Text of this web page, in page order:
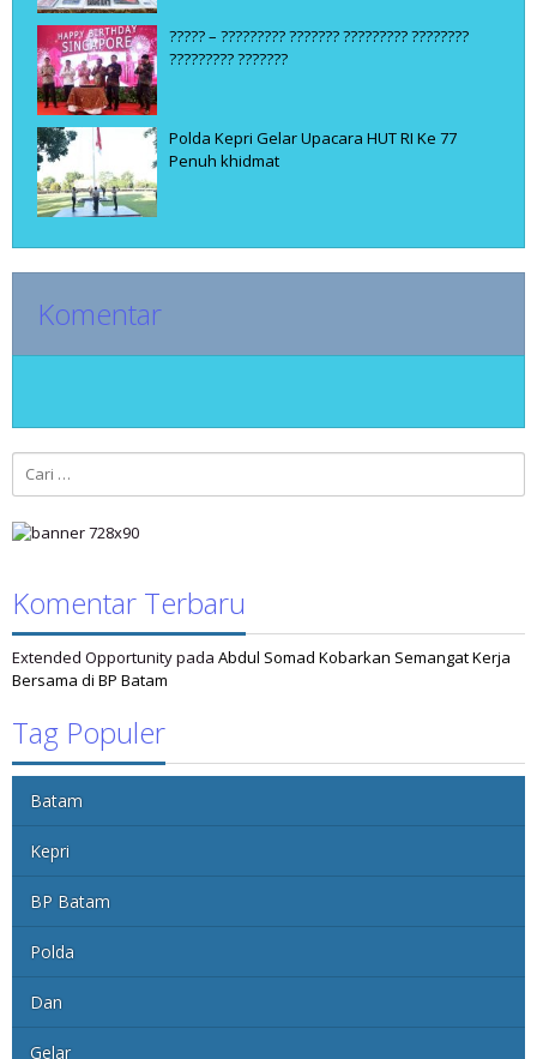
????? – ????????? ??????? ????????? ????????
????????? ???????
Polda Kepri Gelar Upacara HUT RI Ke 77
Penuh khidmat
Komentar
Cari
untuk:
Komentar Terbaru
Extended Opportunitypada Abdul Somad Kobarkan Semangat Kerja
Bersama di BP Batam
Tag Populer
Batam
Kepri
BP Batam
Polda
Dan
Gelar